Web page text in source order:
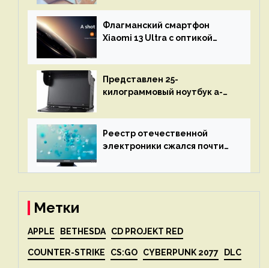
остановится до полного
восстановления кода и
объяснит, что пошло не так
Флагманский смартфон
Xiaomi 13 Ultra с оптикой
представят 18 апреля
Представлен 25-
килограммовый ноутбук a-
до 3 Тбайт DDR5 и шесть
дисплеев
Реестр отечественной
электроники сжался почти
Метки
APPLE BETHESDA CD PROJEKT RED
COUNTER-STRIKE CS:GO CYBERPUNK 2077 DLC